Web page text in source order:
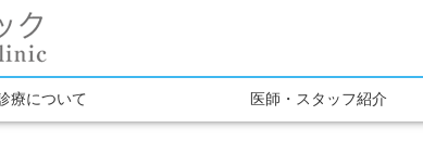
療について 医師・スタッフ紹介